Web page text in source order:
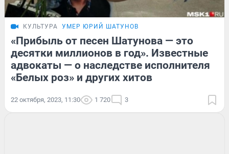
КУЛЬТУРА УМЕР ЮРИЙ ШАТУНОВ
«Прибыль от песен Шатунова — это
десятки миллионов в год». Известные
адвокаты — о наследстве исполнителя
«Белых роз» и других хитов
22 октября, 2023, 11:30 1 720 3